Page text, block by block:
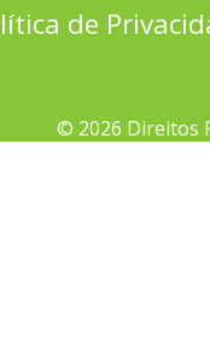
de
© 2026 Direitos